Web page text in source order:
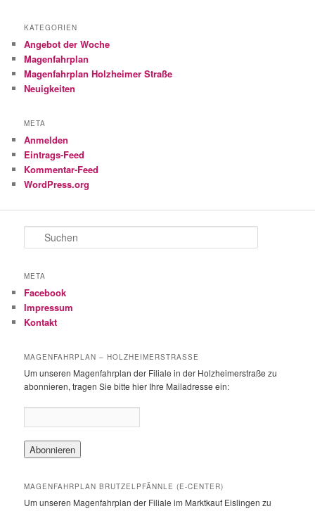
KATEGORIEN
Angebot der Woche
Magenfahrplan
Magenfahrplan Holzheimer Straße
Neuigkeiten
META
Anmelden
Eintrags-Feed
Kommentar-Feed
WordPress.org
u
h
n
META
Facebook
Impressum
Kontakt
MAGENFAHRPLAN – HOLZHEIMERSTRASSE
Um unseren Magenfahrplan der Filiale in der Holzheimerstraße zu
abonnieren, tragen Sie bitte hier Ihre Mailadresse ein:
MAGENFAHRPLAN BRUTZELPFÄNNLE (E-CENTER)
Um unseren Magenfahrplan der Filiale im Marktkauf Eislingen zu